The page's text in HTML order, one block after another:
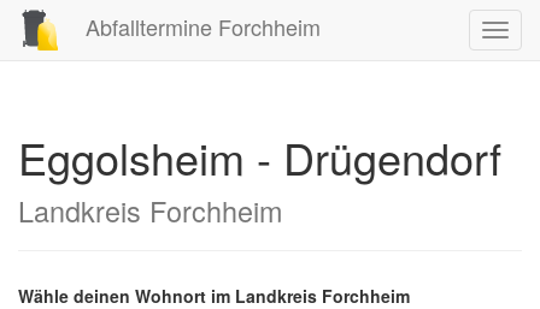
Abfalltermine Forchheim
Eggolsheim - Drügendorf
Landkreis Forchheim
Wähle deinen Wohnort im Landkreis Forchheim